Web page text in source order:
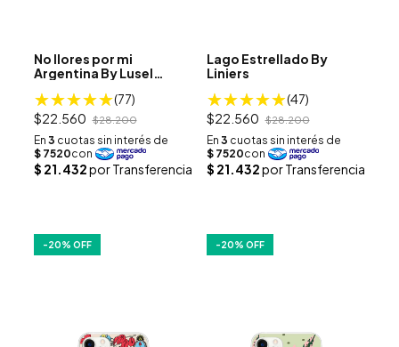
No llores por mi
Argentina By Lusel
(77)
$22.560 $28.200
Lago Estrellado By
Liniers
(47)
$22.560 $28.200
-20% OFF -20% OFF